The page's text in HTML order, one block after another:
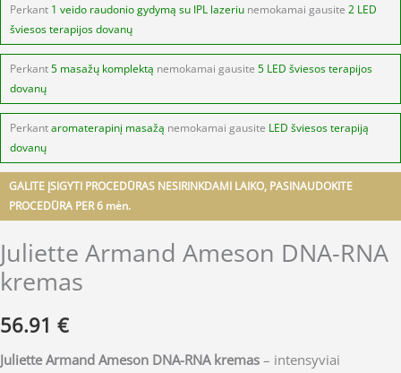
Perkant 1 veido raudonio gydymą su IPL lazeriu nemokamai gausite 2 LED
šviesos terapijos dovanų
Perkant5 masažų komplektą nemokamai gausite 5 LED šviesos terapijos
dovanų
Perkantaromaterapinį masažą nemokamai gausite LED šviesos terapiją
dovanų
GALITE ĮSIGYTI PROCEDŪRAS NESIRINKDAMI LAIKO, PASINAUDOKITE
PROCEDŪRA PER 6 mėn.
Juliette Armand Ameson DNA-RNA
kremas
56.91 €
Juliette Armand Ameson DNA-RNA kremas – intensyviai